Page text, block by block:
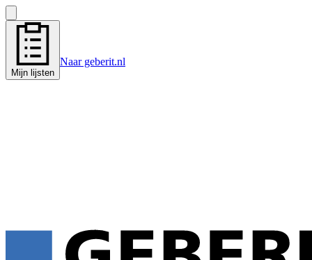
Mijn lijsten
Naar geberit.nl